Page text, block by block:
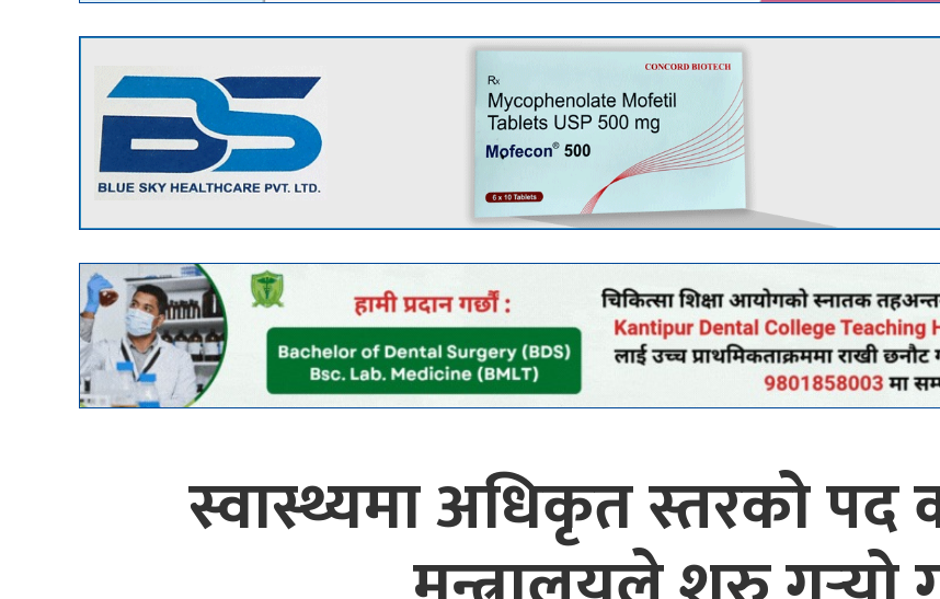
स्वास्थ्यमा अधिकृत स्तरको